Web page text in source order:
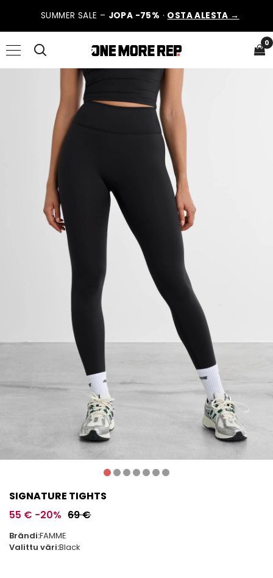
SUMMER SALE – JOPA -75% · OSTA ALESTA →
0
SIGNATURE TIGHTS
55 € −20% 69 €
Brändi:FAMME
Valittu väri:Black